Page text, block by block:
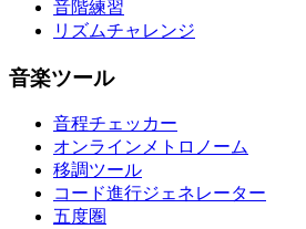
音階練習
リズムチャレンジ
音楽ツール
音程チェッカー
オンラインメトロノーム
移調ツール
コード進行ジェネレーター
五度圏